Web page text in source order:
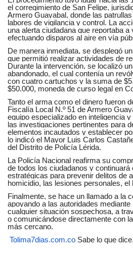
el corregimiento de San Felipe,
Armero Guayabal, donde las
labores de vigilancia y control. La
una alerta ciudadana que reportaba a
efectuando disparos al aire en vía
De manera inmediata, se desplegó
que permitió realizar actividades de
Durante la intervención, se localizó
abandonado, el cual contenía un
con cuatro cartuchos y la suma de
$50.000, moneda de curso legal en
Tanto el arma como el dinero fueron
Fiscalía Local N.º 51 de Armero
equipo especializado en inteligencia
las investigaciones pertinentes para
elementos incautados y establecer
lo indicó el Mayor Luis Carlos
del Distrito de Policía Lérida.
La Policía Nacional reafirma su
de todos los ciudadanos y continuará
estratégicas para prevenir delitos de
homicidio, las lesiones personales, el
Finalmente, se hace un llamado a la
apoyando a las autoridades
cualquier situación sospechosa, a
o comunicándose directamente con
más cercano.
Tolima7dias.com.co Sabe lo que dice.